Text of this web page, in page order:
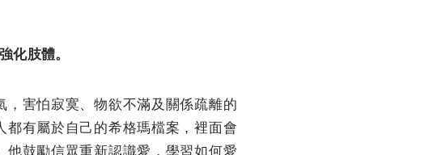
化肢體。
害怕寂寞、物欲不滿及關係疏離的
有屬於自己的希格瑪檔案，裡面會
鼓勵信眾重新認識愛，學習如何愛